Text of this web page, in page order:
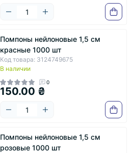
Помпоны нейлоновые 1,5 см
красные 1000 шт
Код товара: 3124749675
В наличии
0
150.00 ₴
Помпоны нейлоновые 1,5 см
розовые 1000 шт